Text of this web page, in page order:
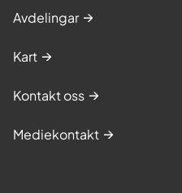
Avdelingar
Kart
Kontakt oss
Mediekontakt